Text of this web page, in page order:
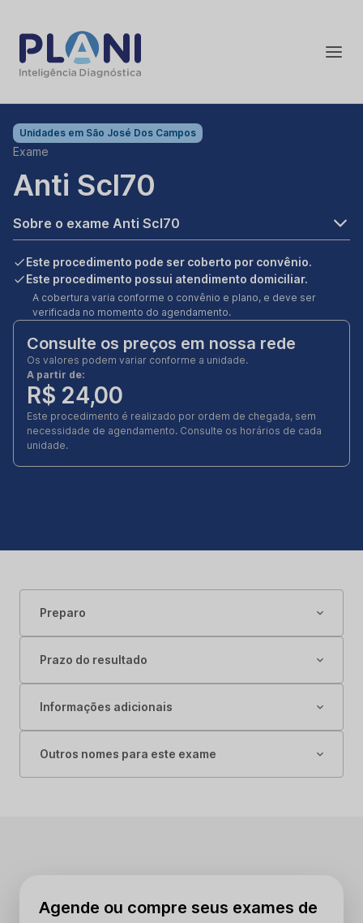
Unidades em São José Dos Campos
Exame
Anti Scl70
Sobre o exame Anti Scl70
Este procedimento pode ser coberto por convênio.
Este procedimento possui atendimento domiciliar.
A cobertura varia conforme o convênio e plano, e deve ser
verificada no momento do agendamento.
Consulte os preços em nossa rede
Os valores podem variar conforme a unidade.
A partir de:
R$ 24,00
Este procedimento é realizado por ordem de chegada, sem
necessidade de agendamento. Consulte os horários de cada
unidade.
Preparo
Prazo do resultado
Informações adicionais
Outros nomes para este exame
Agende ou compre seus exames de